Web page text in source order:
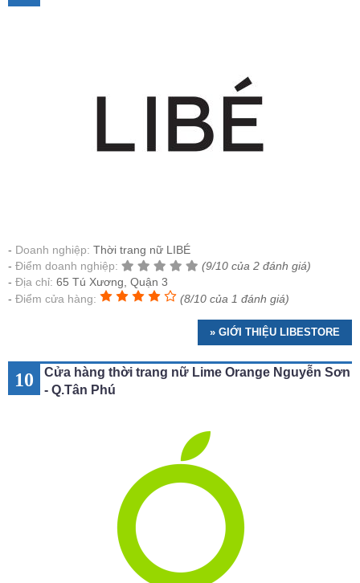
Doanh nghiệp: Thời trang nữ LIBÉ
Điểm doanh nghiệp:
(9/10 của 2 đánh giá)
Địa chỉ: 65 Tú Xương, Quận 3
Điểm cửa hàng:
(8/10 của 1 đánh giá)
» GIỚI THIỆU LIBESTORE
10
Cửa hàng thời trang nữ Lime Orange Nguyễn Sơn
- Q.Tân Phú